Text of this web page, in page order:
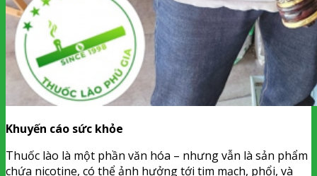
Khuyến cáo sức khỏe
Thuốc lào là một phần văn hóa – nhưng vẫn là sản phẩm
chứa nicotine, có thể ảnh hưởng tới tim mạch, phổi, và